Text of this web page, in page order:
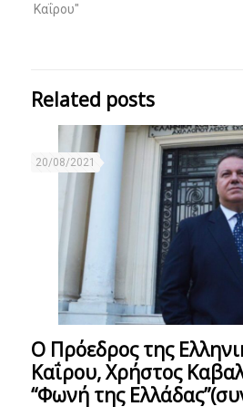
Καΐρου"
Related posts
20/08/2021
Ο Πρόεδρος της
Καΐρου, Χρήστος
“Φωνή της